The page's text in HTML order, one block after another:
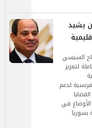
يشيد
السيسي
لتعزيز
لدعم
في